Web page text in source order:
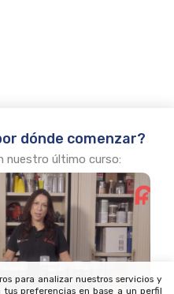
para analizar nuestros servicios y
preferencias en base a un perfil
Cosas, S.L.
de uso
cookies
dónde comenzar?
nuestro último curso: